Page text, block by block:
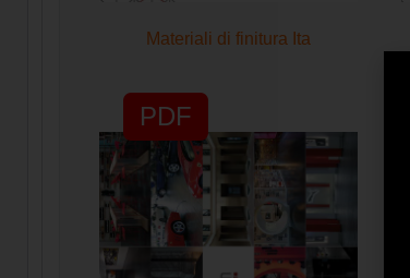
Materiali di finitura Ita
PDF